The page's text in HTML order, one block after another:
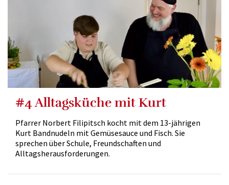
#4 Alltagsküche mit Kurt
Pfarrer Norbert Filipitsch kocht mit dem 13-jährigen
Kurt Bandnudeln mit Gemüsesauce und Fisch. Sie
sprechen über Schule, Freundschaften und
Alltagsherausforderungen.